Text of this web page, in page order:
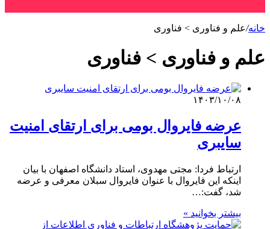
خانه/علم و فناوری‌ > فناوری
علم و فناوری‌ > فناوری
۱۴۰۳/۱۰/۰۸
عرضه فایروال بومی برای ارتقای امنیت
سایبری
ارتباط فردا: مجتی مهدوی، استاد دانشگاه اصفهان با بیان
اینکه این فایروال با عنوان فایروال سبلان معرفی و عرضه
شد، گفت:…
بیشتر بخوانید »